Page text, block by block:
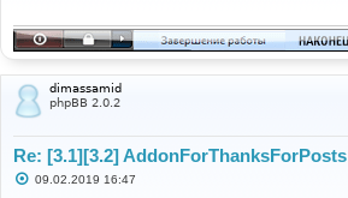
и
е
dimassamid
phpBB 2.0.2
Re: [3.1][3.2] AddonForThanksForPosts
С09.02.2019 16:47